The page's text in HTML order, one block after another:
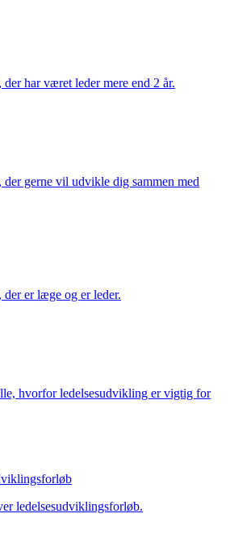
har været leder mere end 2 år.
gerne vil udvikle dig sammen med
er læge og er leder.
hvorfor ledelsesudvikling er vigtig for
ledelsesudviklingsforløb.